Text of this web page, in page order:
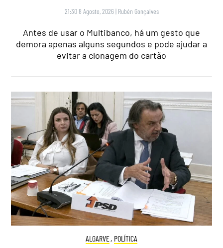
21:30 8 Agosto, 2026 | Rubén Gonçalves
Antes de usar o Multibanco, há um gesto que
demora apenas alguns segundos e pode ajudar a
evitar a clonagem do cartão
ALGARVE, POLÍTICA